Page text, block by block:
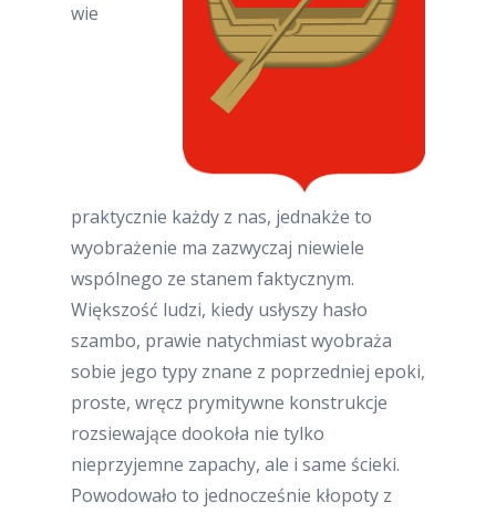
wie
praktycznie każdy z nas, jednakże to
wyobrażenie ma zazwyczaj niewiele
wspólnego ze stanem faktycznym.
Większość ludzi, kiedy usłyszy hasło
szambo, prawie natychmiast wyobraża
sobie jego typy znane z poprzedniej epoki,
proste, wręcz prymitywne konstrukcje
rozsiewające dookoła nie tylko
nieprzyjemne zapachy, ale i same ścieki.
Powodowało to jednocześnie kłopoty z